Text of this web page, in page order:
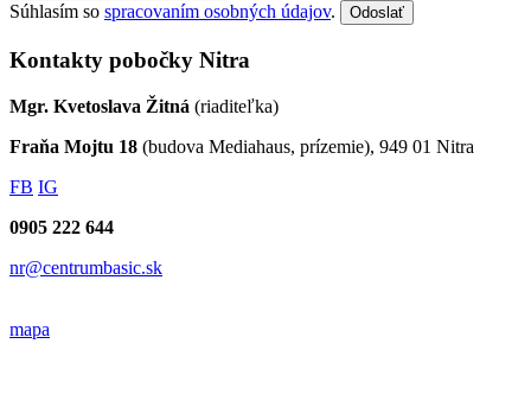
Súhlasím so spracovaním osobných údajov. Odoslať
Kontakty pobočky Nitra
Mgr. Kvetoslava Žitná (riaditeľka)
Fraňa Mojtu 18 (budova Mediahaus, prízemie), 949 01 Nitra
FB IG
0905 222 644
nr@centrumbasic.sk
mapa